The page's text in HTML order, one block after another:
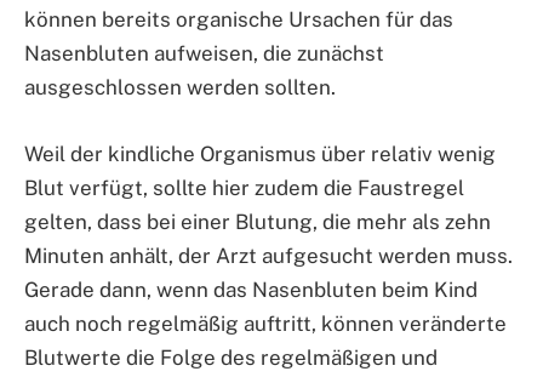
können bereits organische Ursachen für das
Nasenbluten aufweisen, die zunächst
ausgeschlossen werden sollten.
Weil der kindliche Organismus über relativ wenig
Blut verfügt, sollte hier zudem die Faustregel
gelten, dass bei einer Blutung, die mehr als zehn
Minuten anhält, der Arzt aufgesucht werden muss.
Gerade dann, wenn das Nasenbluten beim Kind
auch noch regelmäßig auftritt, können veränderte
Blutwerte die Folge des regelmäßigen und